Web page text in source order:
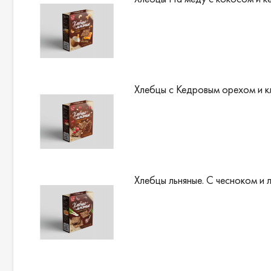
Хлебцы с Кедровым орехом и
Хлебцы льняные. С чесноком и